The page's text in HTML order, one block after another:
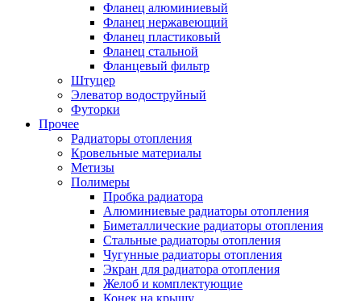
Фланец алюминиевый
Фланец нержавеющий
Фланец пластиковый
Фланец стальной
Фланцевый фильтр
Штуцер
Элеватор водоструйный
Футорки
Прочее
Радиаторы отопления
Кровельные материалы
Метизы
Полимеры
Пробка радиатора
Алюминиевые радиаторы отопления
Биметаллические радиаторы отопления
Стальные радиаторы отопления
Чугунные радиаторы отопления
Экран для радиатора отопления
Желоб и комплектующие
Конек на крышу